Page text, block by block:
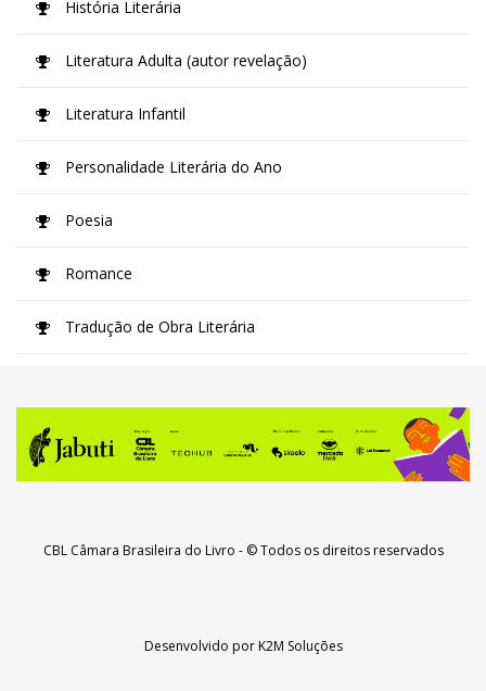
História Literária
Literatura Adulta (autor revelação)
Literatura Infantil
Personalidade Literária do Ano
Poesia
Romance
Tradução de Obra Literária
CBL Câmara Brasileira do Livro - © Todos os direitos reservados
Desenvolvido porK2M Soluções